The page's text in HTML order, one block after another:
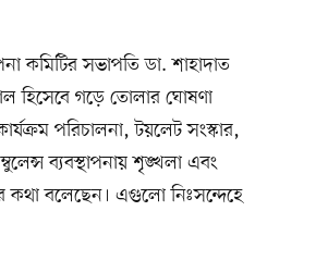
কমিটির সভাপতি ডা. শাহাদাত
হিসেবে গড়ে তোলার ঘোষণা
পরিচালনা, টয়লেট সংস্কার,
ব্যবস্থাপনায় শৃঙ্খলা এবং
কথা বলেছেন। এগুলো নিঃসন্দেহে